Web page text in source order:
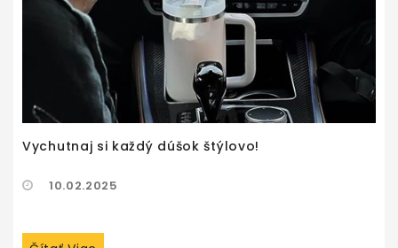
Vychutnaj si každý dúšok štýlovo!
10.02.2025